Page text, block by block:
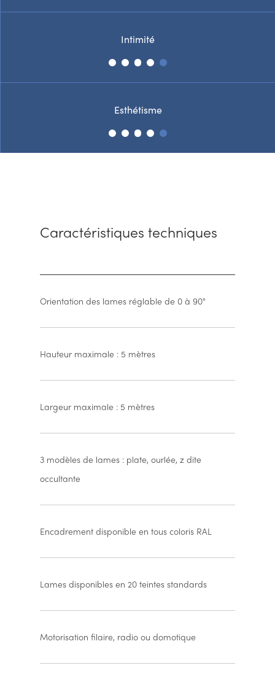
Intimité
Esthétisme
Caractéristiques techniques
Orientation des lames réglable de 0 à 90°
Hauteur maximale : 5 mètres
Largeur maximale : 5 mètres
3 modèles de lames : plate, ourlée, z dite
occultante
Encadrement disponible en tous coloris RAL
Lames disponibles en 20 teintes standards
Motorisation filaire, radio ou domotique